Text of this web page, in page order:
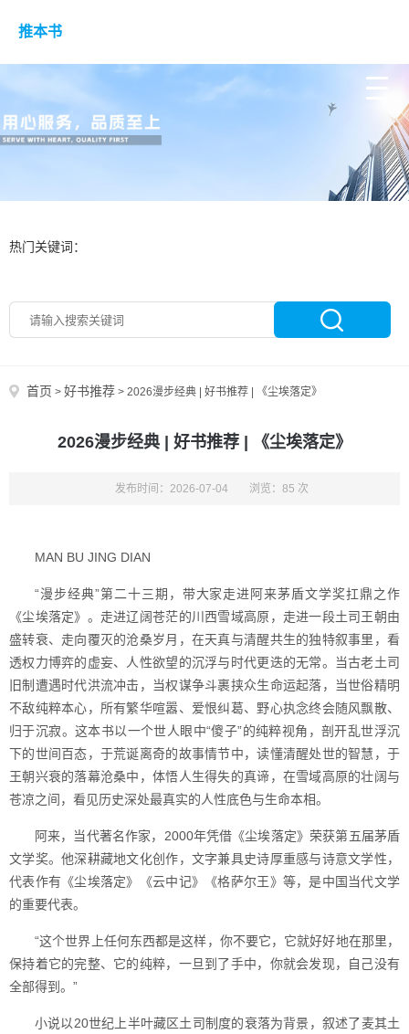
推本书
热门关键词：
首页 > 好书推荐 > 2026漫步经典 | 好书推荐 | 《尘埃落定》
2026漫步经典 | 好书推荐 | 《尘埃落定》
发布时间：2026-07-04 浏览：85 次
MAN BU JING DIAN
“漫步经典”第二十三期，带大家走进阿来茅盾文学奖扛鼎之作
《尘埃落定》。走进辽阔苍茫的川西雪域高原，走进一段土司王朝由
盛转衰、走向覆灭的沧桑岁月，在天真与清醒共生的独特叙事里，看
透权力博弈的虚妄、人性欲望的沉浮与时代更迭的无常。当古老土司
旧制遭遇时代洪流冲击，当权谋争斗裹挟众生命运起落，当世俗精明
不敌纯粹本心，所有繁华喧嚣、爱恨纠葛、野心执念终会随风飘散、
归于沉寂。这本书以一个世人眼中“傻子”的纯粹视角，剖开乱世浮沉
下的世间百态，于荒诞离奇的故事情节中，读懂清醒处世的智慧，于
王朝兴衰的落幕沧桑中，体悟人生得失的真谛，在雪域高原的壮阔与
苍凉之间，看见历史深处最真实的人性底色与生命本相。
阿来，当代著名作家，2000年凭借《尘埃落定》荣获第五届茅盾
文学奖。他深耕藏地文化创作，文字兼具史诗厚重感与诗意文学性，
代表作有《尘埃落定》《云中记》《格萨尔王》等，是中国当代文学
的重要代表。
“这个世界上任何东西都是这样，你不要它，它就好好地在那里，
保持着它的完整、它的纯粹，一旦到了手中，你就会发现，自己没有
全部得到。”
小说以20世纪上半叶藏区土司制度的衰落为背景，叙述了麦其土